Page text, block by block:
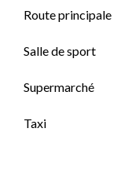
Route principale
Salle de sport
Supermarché
Taxi